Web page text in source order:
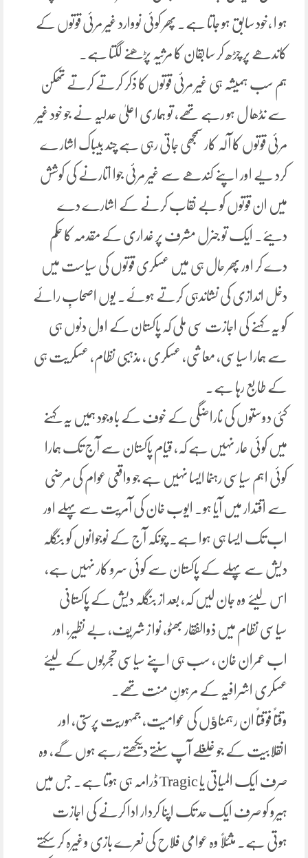
ہو ا ,خود سابق ہو جاتا ہے۔ پھر کوئی نووارد غیر مرئی قوتوں کے
کاندھے پر چڑھ کر سابقان کا مرثیہ پڑھنے لگتا ہے۔
ہم سب ہمیشہ ہی غیر مرئی قوتوں کا ذکر کرتے کرتے تھکن
سے نڈھا ل ہو رہے تھے، تو ہماری اعلیٰ عدلیہ نے جو خود غیر
مرئی قوتوں کا آلہ کار سمجھی جاتی رہی ہے چند بیباک اشار ے
کرد یے اور اپنے کندھے سے غیر مرئی جوا اتارنے کی کوشش
میں ان قوتوں کو بے نقاب کرنے کے اشارے دے
دیئے۔ ایک تو جنرل مشرف پر غداری کے مقدمہ کا حکم
دے کر اور پھر حال ہی میں عسکری قوتوں کی سیاست میں
دخل اندازی کی نشاندہی کرتے ہوئے۔ یوں اصحابِ رائے
کو یہ کہنے کی اجازت سی ملی کہ پاکستان کے اول دنوں ہی
سے ہمارا سیاسی، معاشی، عسکری ، مذہبی نظام، عسکریت ہی
کے طابع رہا ہے۔
کئی دوستوں کی ناراضگی کے خوف کے باوجود ہمیں یہ کہنے
میں کوئی عار نہیں ہے کہ، قیام پاکستان سے آج تک ہمارا
کوئی اہم سیاسی رہنما ایسا نہیں ہے جو واقعی عوام کی مرضی
سے اقتدار میں آیا ہو۔ ایوب خان کی آمریت سے پہلے اور
اب تک ایسا ہی ہوا ہے۔ چونکہ آج کے نوجوانوں کو بنگلہ
دیش سے پہلے کے پاکستان سے کوئی سرو کار نہیں ہے،
اس لیئے وہ جان لیں کہ، بعد از بنگلہ دیش کے پاکستانی
سیاسی نظام میں ذوالفقار بھٹو، نوا ز شریف، بے نظیر، اور
اب عمران خان ، سب ہی اپنے سیاسی تجربوں کے لیئے
عسکری اشرافیہ کے مرہونِ منت تھے۔
وقتاً فوقتاً ان رہمناﺅں کی عوامیت، جمہوریت پرستی، اور
انقلابیت کے جو غلغلے آپ سنتے دیکھتے رہے ہوں گے، وہ
صرف ایک المیاتی یا Tragic ڈرامہ ہی ہوتا ہے۔ جس میں
ہیرو کو صرف ایک حد تک اپنا کردار ادا کرنے کی اجازت
ہوتی ہے۔ مثئلاً وہ عوامی فلاح کی نعرے بازی وغیرہ کر سکتے